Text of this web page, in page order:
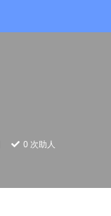
0 次助人